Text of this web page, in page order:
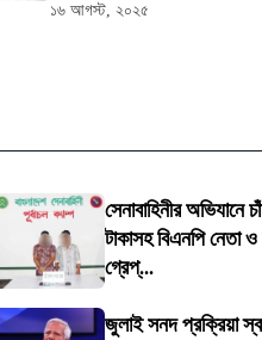
১৬ আগস্ট, ২০২৫
সেনাবাহিনীর অভিযানে
টাকাসহ বিএনপি নেতা
গ্রেপ্...
জুলাই সনদ প্রক্রিয়া